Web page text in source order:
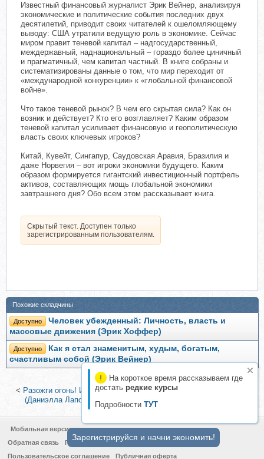
На короткое время рассказываем где
достать редкие курсы
Подробности ТУТ
Известный финансовый журналист Эрик Вейнер, анализируя
экономические и политические события последних двух
десятилетий, приводит своих читателей к ошеломляющему
выводу: США утратили ведущую роль в экономике. Сейчас
миром правит теневой капитал – надгосударственный,
междержавный, наднациональный – гораздо более циничный
и прагматичный, чем капитал частный. В книге собраны и
систематизированы данные о том, что мир переходит от
«международной конкуренции» к «глобальной финансовой
войне».
Что такое теневой рынок? В чем его скрытая сила? Как он
возник и действует? Кто его возглавляет? Каким образом
теневой капитал усиливает финансовую и геополитическую
власть своих ключевых игроков?
Китай, Кувейт, Сингапур, Саудовская Аравия, Бразилия и
даже Норвегия – вот игроки экономики будущего. Каким
образом формируется гигантский инвестиционный портфель
активов, составляющих мощь глобальной экономики
завтрашнего дня? Обо всем этом рассказывает книга.
Скрытый текст. Доступен только
зарегистрированным пользователям.
Похожие складчины
Доступно
Человек убежденный: Личность, власть и
массовые движения (Эрик Хоффер)
Доступно
Как я стал знаменитым, худым, богатым,
счастливым собой (Эрик Вейнер)
< Разожги огонь! Искренние советы для тех, кто ищет свой путь
(Даниэлла Лапорт)
|Начинающий инвестор (Гейл Карлиц)
Мобильная версия
Обратная связь
Политика конфиденциальности
Пользовательское соглашение
Публичная оферта
Зарегистрируйся и начни экономить!